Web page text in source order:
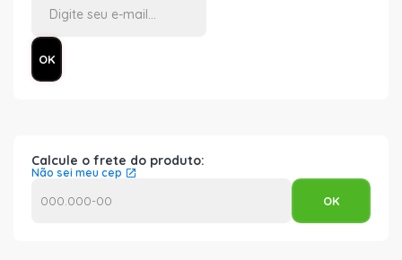
Calcule o frete do produto:
Não sei meu cep